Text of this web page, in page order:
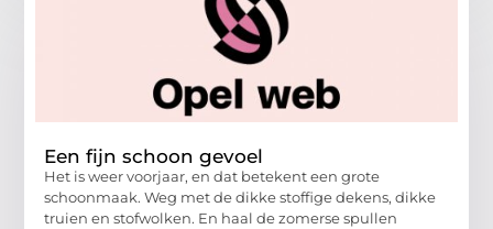
Een fijn schoon gevoel
Het is weer voorjaar, en dat betekent een grote
schoonmaak. Weg met de dikke stoffige dekens, dikke
truien en stofwolken. En haal de zomerse spullen